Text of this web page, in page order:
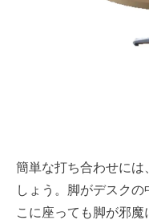
簡単な打ち合わせには
しょう。脚がデスク
こに座っても脚が邪魔